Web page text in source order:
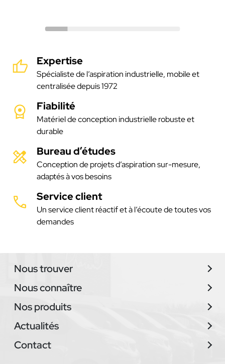
Expertise
Spécialiste de l’aspiration industrielle, mobile et
centralisée depuis 1972
Fiabilité
Matériel de conception industrielle robuste et
durable
Bureau d’études
Conception de projets d’aspiration sur-mesure,
adaptés à vos besoins
Service client
Un service client réactif et à l’écoute de toutes vos
demandes
Nous trouver
Nous connaître
Nos produits
Actualités
Contact